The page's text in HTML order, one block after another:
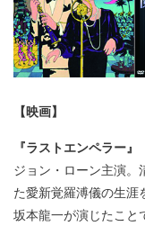
【映画】
『ラストエンペラー』
ジョン・ローン主演。
た愛新覚羅溥儀の生涯
坂本龍一が演じたこと